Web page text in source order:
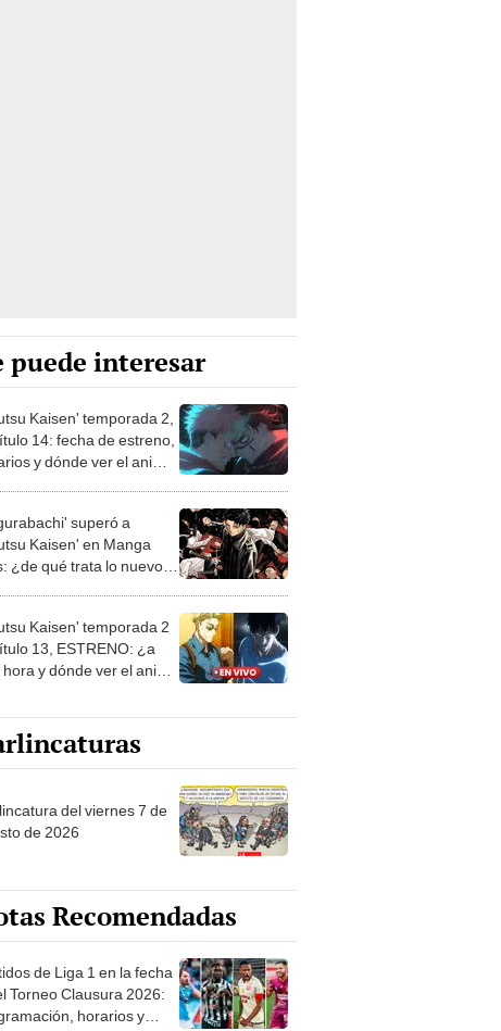
puede interesar
Kaisen' temporada 2,
14: fecha de estreno,
y dónde ver el anime
superó a
Kaisen' en Manga
¿de qué trata lo nuevo
Kaisen' temporada 2
13, ESTRENO: ¿a
y dónde ver el anime
del viernes 7 de
de 2026
Recomendadas
de Liga 1 en la fecha
Torneo Clausura 2026:
horarios y